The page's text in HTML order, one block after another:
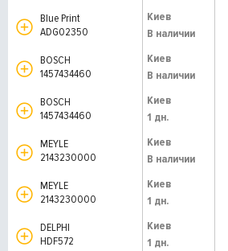
Blue Print
ADG02350
Киев
В наличии
BOSCH
1457434460
Киев
В наличии
BOSCH
1457434460
Киев
1 дн.
MEYLE
2143230000
Киев
В наличии
MEYLE
2143230000
Киев
1 дн.
DELPHI
HDF572
Киев
1 дн.